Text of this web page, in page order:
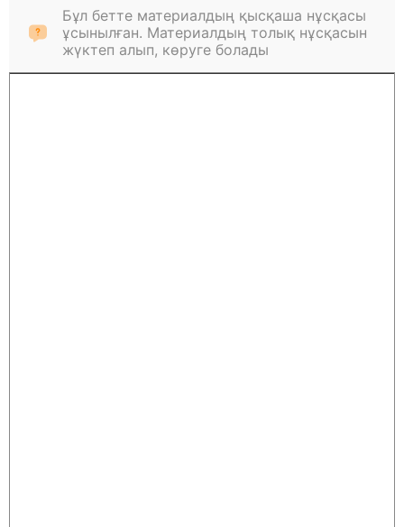
Бұл бетте материалдың қысқаша нұсқасы
ұсынылған. Материалдың толық нұсқасын
жүктеп алып, көруге болады